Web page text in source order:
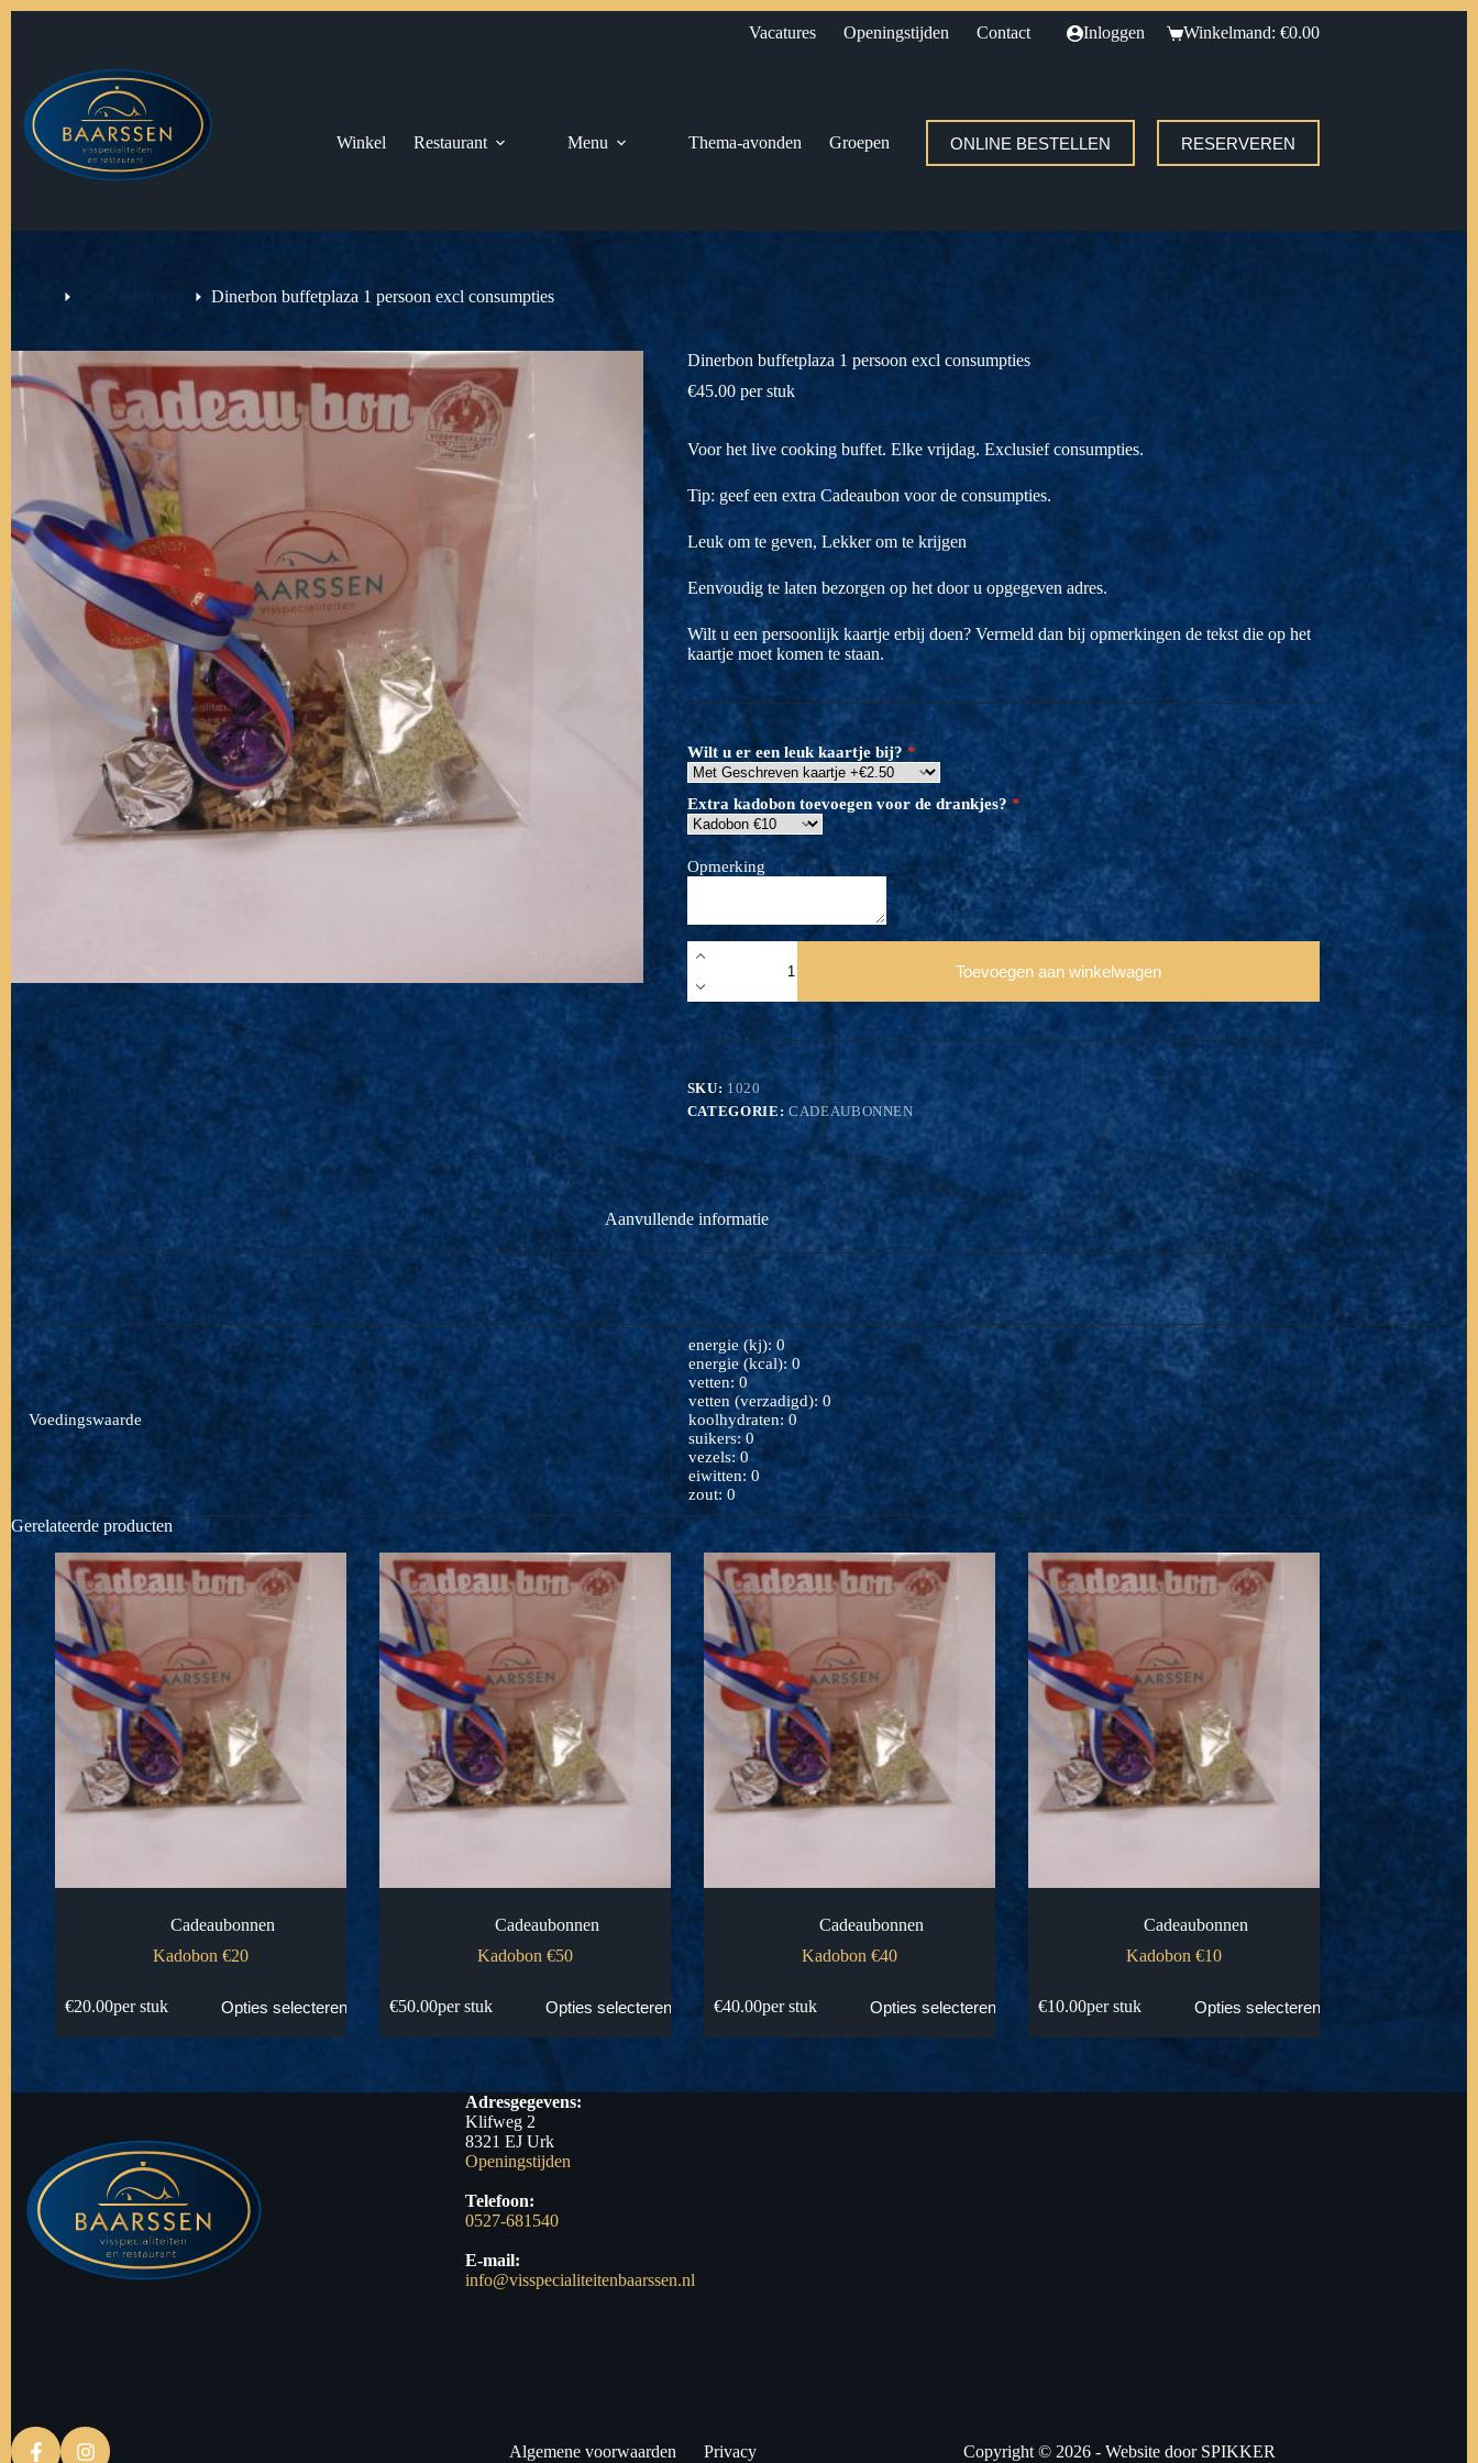
inhoud
Vacatures Openingstijden Contact Inloggen Winkelmand: €0.00
Winkel Restaurant Menu Thema-avonden Groepen ONLINE BESTELLEN RESERVEREN
Dinerbon buffetplaza 1 persoon excl consumpties
Dinerbon buffetplaza 1 persoon excl consumpties
€45.00 per stuk
Voor het live cooking buffet. Elke vrijdag. Exclusief consumpties.
Tip: geef een extra Cadeaubon voor de consumpties.
Leuk om te geven, Lekker om te krijgen
Eenvoudig te laten bezorgen op het door u opgegeven adres.
Wilt u een persoonlijk kaartje erbij doen? Vermeld dan bij opmerkingen de tekst die op het
kaartje moet komen te staan.
Wilt u er een leuk kaartje bij?
Extra kadobon toevoegen voor de drankjes?
Opmerking
Dinerbon
persoon
consumpties
Toevoegen aan winkelwagen
SKU: 1020
CATEGORIE: CADEAUBONNEN
Aanvullende informatie
Voedingswaarde
energie (kj): 0
energie (kcal): 0
vetten: 0
vetten (verzadigd): 0
koolhydraten: 0
suikers: 0
vezels: 0
eiwitten: 0
zout: 0
Gerelateerde producten
Cadeaubonnen
Kadobon €20
€20.00per stuk Opties selecteren
Cadeaubonnen
Kadobon €50
€50.00per stuk Opties selecteren
Cadeaubonnen
Kadobon €40
€40.00per stuk Opties selecteren
Cadeaubonnen
Kadobon €10
€10.00per stuk Opties selecteren
Adresgegevens:
Klifweg 2
8321 EJ Urk
Openingstijden
Telefoon:
0527-681540
E-mail:
info@visspecialiteitenbaarssen.nl
Algemene voorwaarden Privacy Copyright © 2026 - Website door SPIKKER